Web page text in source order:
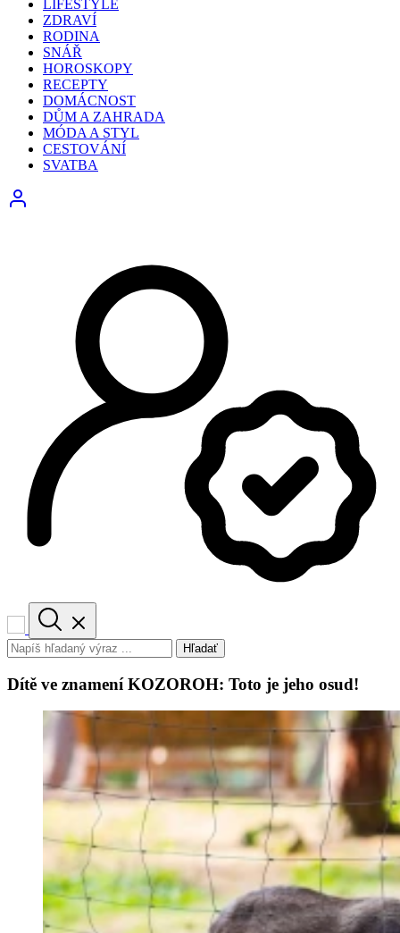
LIFESTYLE
ZDRAVÍ
RODINA
SNÁŘ
HOROSKOPY
RECEPTY
DOMÁCNOST
DŮM A ZAHRADA
MÓDA A STYL
CESTOVÁNÍ
SVATBA
Hľadať
Dítě ve znamení KOZOROH: Toto je jeho osud!